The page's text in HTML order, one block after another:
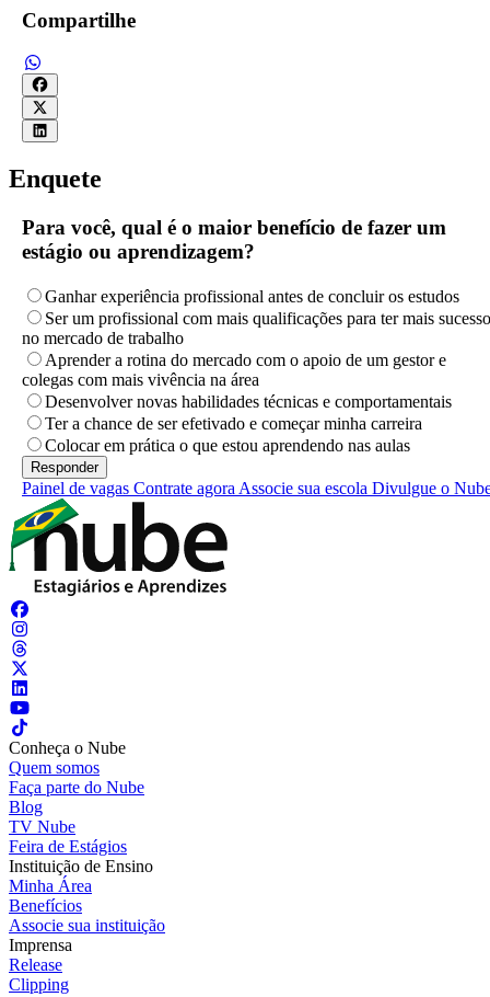
Compartilhe
Enquete
Para você, qual é o maior benefício de fazer um
estágio ou aprendizagem?
Ganhar experiência profissional antes de concluir os estudos
Ser um profissional com mais qualificações para ter mais sucesso
no mercado de trabalho
Aprender a rotina do mercado com o apoio de um gestor e
colegas com mais vivência na área
Desenvolver novas habilidades técnicas e comportamentais
Ter a chance de ser efetivado e começar minha carreira
Colocar em prática o que estou aprendendo nas aulas
Painel de vagas Contrate agora Associe sua escola Divulgue o
Conheça o Nube
Quem somos
Faça parte do Nube
Blog
TV Nube
Feira de Estágios
Instituição de Ensino
Minha Área
Benefícios
Associe sua instituição
Imprensa
Release
Clipping